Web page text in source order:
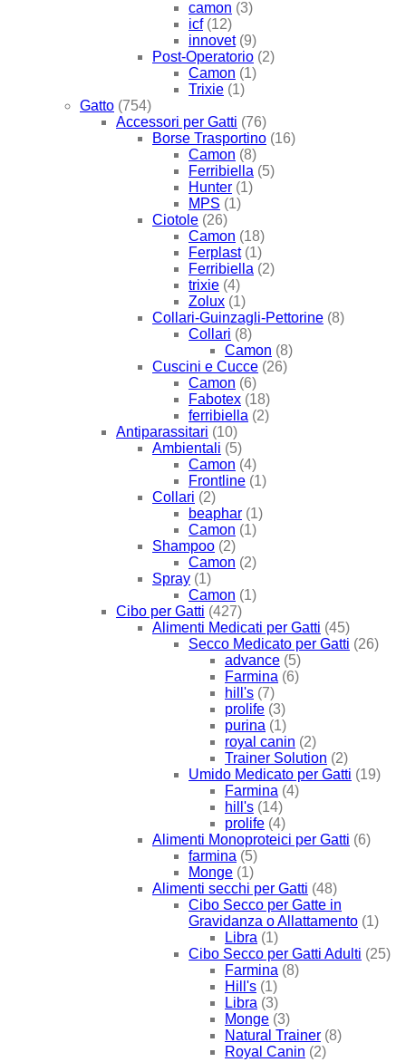
camon (3)
icf (12)
innovet (9)
Post-Operatorio (2)
Camon (1)
Trixie (1)
Gatto (754)
Accessori per Gatti (76)
Borse Trasportino (16)
Camon (8)
Ferribiella (5)
Hunter (1)
MPS (1)
Ciotole (26)
Camon (18)
Ferplast (1)
Ferribiella (2)
trixie (4)
Zolux (1)
Collari-Guinzagli-Pettorine (8)
Collari (8)
Camon (8)
Cuscini e Cucce (26)
Camon (6)
Fabotex (18)
ferribiella (2)
Antiparassitari (10)
Ambientali (5)
Camon (4)
Frontline (1)
Collari (2)
beaphar (1)
Camon (1)
Shampoo (2)
Camon (2)
Spray (1)
Camon (1)
Cibo per Gatti (427)
Alimenti Medicati per Gatti (45)
Secco Medicato per Gatti (26)
advance (5)
Farmina (6)
hill's (7)
prolife (3)
purina (1)
royal canin (2)
Trainer Solution (2)
Umido Medicato per Gatti (19)
Farmina (4)
hill's (14)
prolife (4)
Alimenti Monoproteici per Gatti (6)
farmina (5)
Monge (1)
Alimenti secchi per Gatti (48)
Cibo Secco per Gatte in
Gravidanza o Allattamento (1)
Libra (1)
Cibo Secco per Gatti Adulti (25)
Farmina (8)
Hill's (1)
Libra (3)
Monge (3)
Natural Trainer (8)
Royal Canin (2)